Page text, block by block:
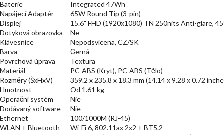
Baterie
Integrated 47Wh
Napájecí Adaptér
65W Round Tip (3-pin)
Displej
15.6" FHD (1920x1080) TN 250nits Anti-glare,
Dotyková obrazovka
Ne
Klávesnice
Nepodsvícena, CZ/SK
Barva
Černá
Povrchová úprava
Textura
Materiál
PC-ABS (Kryt), PC-ABS (Tělo)
Rozměry (ŠxHxV)
359.2 x 235.8 x 18.3 mm (14.14 x 9.28 x 0.72
Hmotnost
Od 1.61 kg
Operační systém
Nie
Dodávaný software
Nie
Ethernet
100/1000M (RJ-45)
WLAN + Bluetooth
Wi-Fi 6, 802.11ax 2x2 + BT5.2